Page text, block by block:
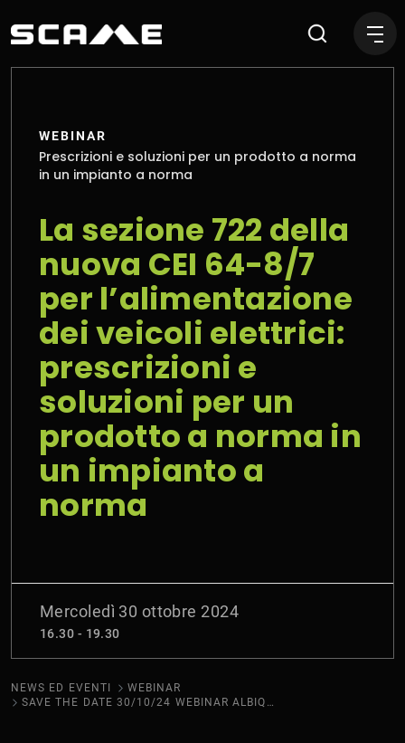
WEBINAR
Prescrizioni e soluzioni per un prodotto a norma
in un impianto a norma
La sezione 722 della
nuova CEI 64-8/7
per l’alimentazione
dei veicoli elettrici:
prescrizioni e
soluzioni per un
prodotto a norma in
un impianto a
norma
Mercoledì 30 ottobre 2024
16.30 - 19.30
NEWS ED EVENTI
WEBINAR
SAVE THE DATE 30/10/24 WEBINAR ALBIQUAL: LA SEZIONE 722 DELLA NUOVA CEI 64-8/7